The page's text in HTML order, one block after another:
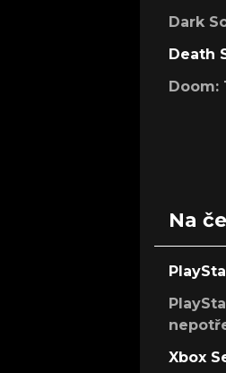
Dark
Death
Doom:
Na
Xbox